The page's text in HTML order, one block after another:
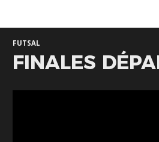
FUTSAL
FINALES